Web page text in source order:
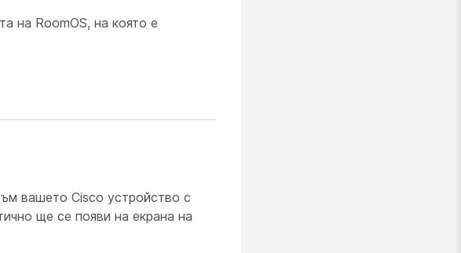
на RoomOS, на която е
вашето Cisco устройство с
ще се появи на екрана на